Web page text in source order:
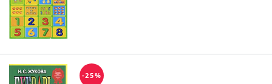
-25%